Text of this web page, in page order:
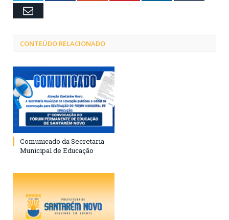
Email
CONTEÚDO RELACIONADO
Comunicado da Secretaria
Municipal de Educação